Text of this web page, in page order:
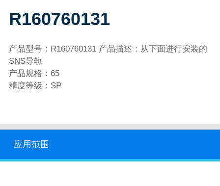
R160760131
产品型号：R160760131 产品描述：从下面进行安装的
SNS导轨
产品规格：65
精度等级：SP
应用范围